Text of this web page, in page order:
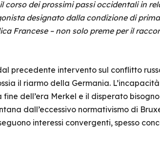
dei prossimi passi occidentali in
designato dalla condizione di
Francese – non solo preme per il
precedente intervento sul conflitto
il riarmo della Germania.
dell’era Merkel e il disperato
dall’eccessivo normativismo di
interessi convergenti, spesso